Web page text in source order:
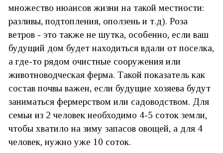
множество нюансов жизни на такой местности:
разливы, подтопления, оползень и т.д). Роза
ветров - это также не шутка, особенно, если ваш
будущий дом будет находиться вдали от поселка,
а где-то рядом очистные сооружения или
животноводческая ферма. Такой показатель как
состав почвы важен, если будущие хозяева будут
заниматься фермерством или садоводством. Для
семьи из 2 человек необходимо 4-5 соток земли,
чтобы хватило на зиму запасов овощей, а для 4
человек, нужно уже 10 соток.